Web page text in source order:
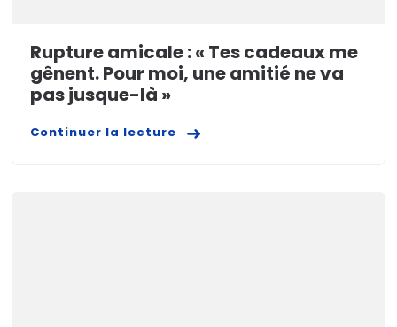
Rupture amicale : « Tes cadeaux me
gênent. Pour moi, une amitié ne va
pas jusque-là »
Continuer la lecture